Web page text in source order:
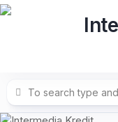
Skip